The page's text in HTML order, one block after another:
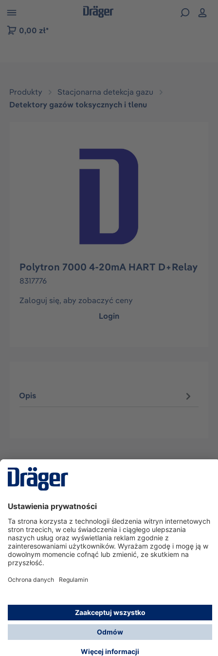
do nawigacji na platformie B2B
0,00 zł*
Produkty
Stacjonarna detekcja gazu
Detektory gazów toksycznych i tlenu
Pomiń galerię zdjęć
Polytron 7000 4-20mA HART D+Relay
8317776
Zaloguj się, aby zobaczyć ceny
Login
Opis
Serwisowa linia hotline
O nas
Korzystanie ze sklepu
© Dräger Polska Sp. z o.o., 2025
*Wszystkie ceny bez VAT, na warunkach opisanych w